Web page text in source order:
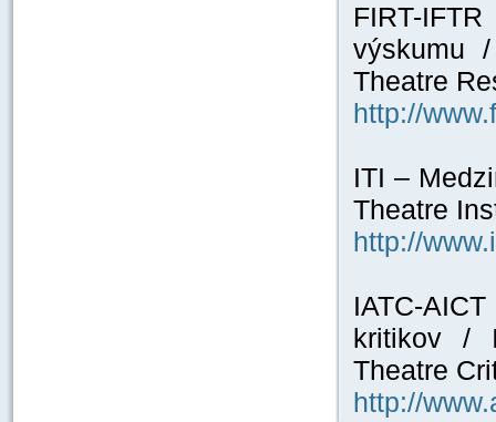
FIRT-
výskumu
Theatre
http://
ITI –
Theatre
http://
IATC-
kritikov /
Theatre
http://